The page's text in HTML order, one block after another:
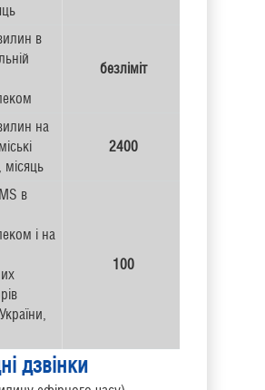
в
безліміт
на
2400
в
і на
100
дзвінки